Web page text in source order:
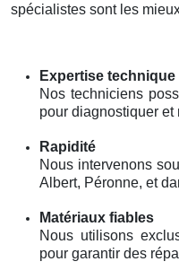
spécialistes sont les
Expertise technique
Nos techniciens
pour diagnostiquer et
Rapidité
Nous intervenons
Albert, Péronne, et
Matériaux fiables
Nous utilisons
pour garantir des